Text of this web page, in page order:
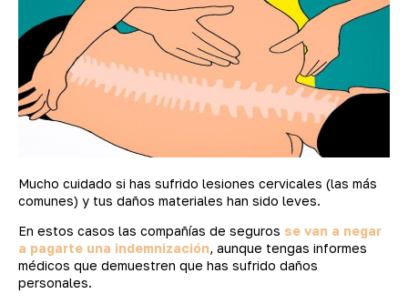
Mucho cuidado si has sufrido lesiones cervicales (las más
comunes) y tus daños materiales han sido leves.
En estos casos las compañías de seguros se van a negar
a pagarte una indemnización, aunque tengas informes
médicos que demuestren que has sufrido daños
personales.